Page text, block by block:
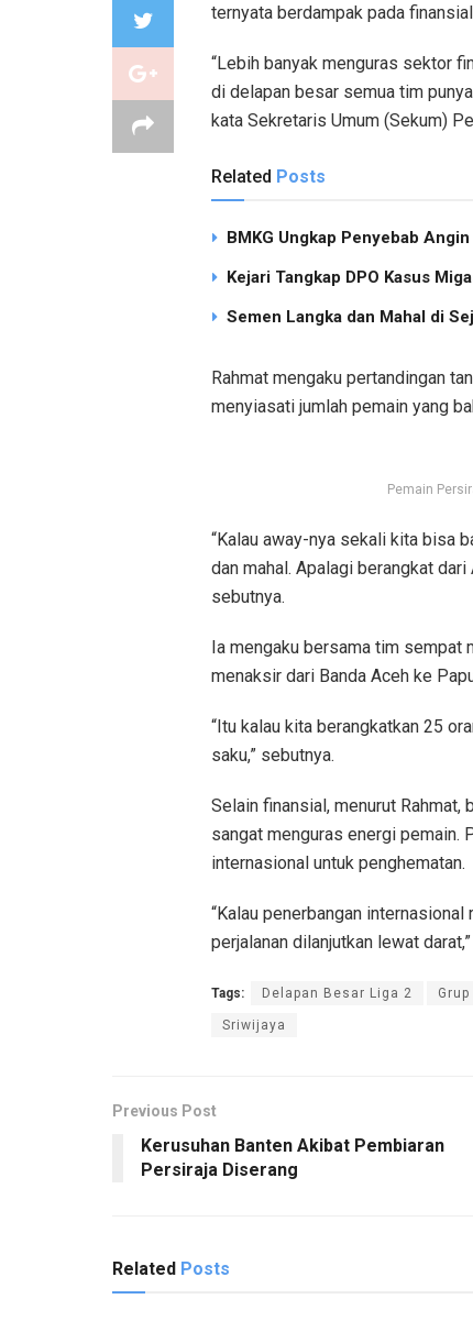
ternyata berdampak pada
“Lebih banyak menguras sektor
di delapan besar semua tim
kata Sekretaris Umum (Sekum)
Related Posts
BMKG Ungkap Penyebab
Kejari Tangkap DPO Kasus
Semen Langka dan Mahal di
Rahmat mengaku pertandingan
menyiasati jumlah pemain yang
Pemain
“Kalau away-nya sekali kita bisa
dan mahal. Apalagi berangkat
sebutnya.
Ia mengaku bersama tim sempat
menaksir dari Banda Aceh ke
“Itu kalau kita berangkatkan 25
saku,” sebutnya.
Selain finansial, menurut
sangat menguras energi pemain.
internasional untuk penghematan.
“Kalau penerbangan internasional
perjalanan dilanjutkan lewat
Tags: Delapan Besar Liga 2
Sriwijaya
Previous Post
Kerusuhan Banten Akibat Pembiaran
Persiraja Diserang
Related Posts